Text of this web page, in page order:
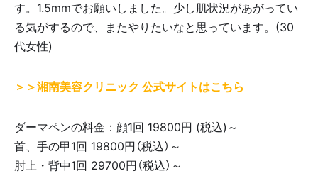
す。1.5mmでお願いしました。少し肌状況があがってい
る気がするので、またやりたいなと思っています。(30
代女性)
＞＞湘南美容クリニック 公式サイトはこちら
ダーマペンの料金：顔1回 19800円 (税込)～
首、手の甲1回 19800円（税込）～
肘上・背中1回 29700円（税込）～